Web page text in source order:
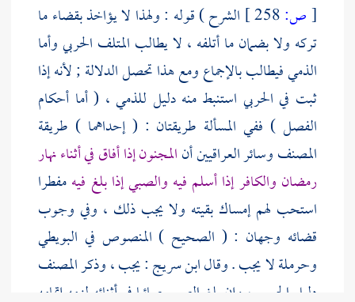
[ص:
الشرح ) قوله : ولهذا لا يؤاخذ بقضاء ما
تركه ولا بضمان ما أتلفه ، لا يطالب المتلف الحربي وأما
الذمي فيطالب بالإجماع ومع هذا تحصل الدلالة ; لأنه إذا
ثبت في الحربي استنبط منه دليل للذمي ، ( أما أحكام
الفصل ) ففي المسألة طريقتان : ( إحداهما ) طريقة
المصنفوسائر العراقيين أنالمجنون إذا أفاق في أثناء نهار
رمضان والكافر إذا أسلم فيه والصبي إذا بلغ فيهمفطرا
استحب لهم إمساك بقيته ولا يجب ذلك ، وفي وجوب
قضائه وجهان : ( الصحيح ) المنصوص في البويطي
وحرملةلا يجب . وقالابن سريج: يجب ، وذكرالمصنف
دليل الجميع ، وإن بلغ الصبي صائما في أثنائه لزمه إتمامه